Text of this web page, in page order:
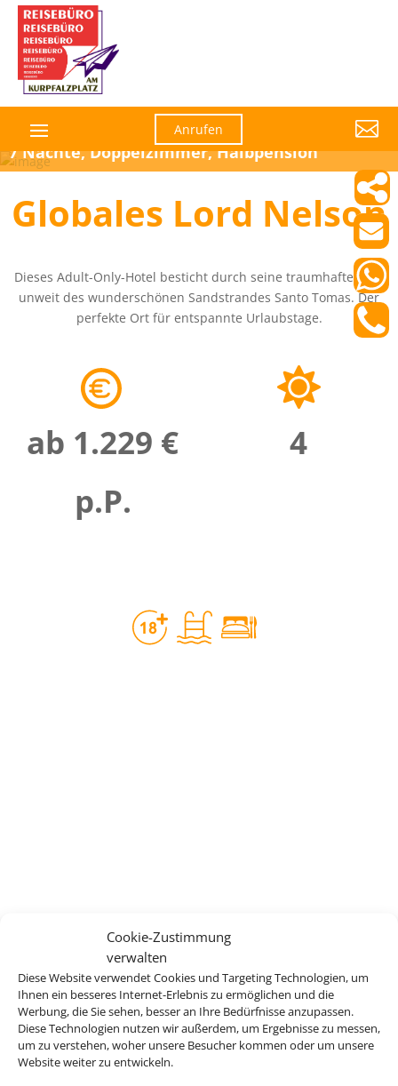
Cookie-Zustimmung
verwalten
Diese Website verwendet Cookies und Targeting Technologien, um
Ihnen ein besseres Internet-Erlebnis zu ermöglichen und die
Werbung, die Sie sehen, besser an Ihre Bedürfnisse anzupassen.
Diese Technologien nutzen wir außerdem, um Ergebnisse zu messen,
um zu verstehen, woher unsere Besucher kommen oder um unsere
Website weiter zu entwickeln.
Anrufen 
7 Nächte, Doppelzimmer, Halbpension
Globales Lord Nelson
Dieses Adult-Only-Hotel besticht durch seine traumhafte Lage
unweit des wunderschönen Sandstrandes Santo Tomas. Der
perfekte Ort für entspannte Urlaubstage.
ab 1.229 €
p.P.
4